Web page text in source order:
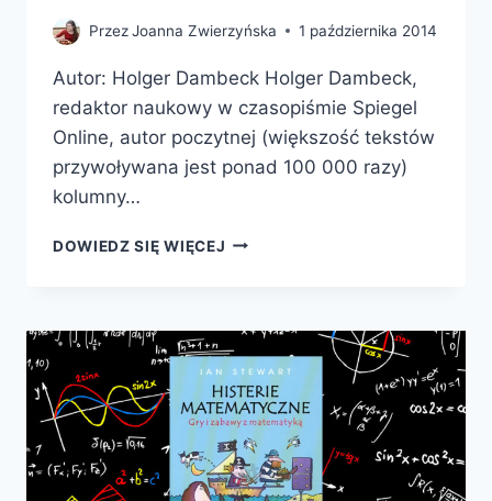
PrzezJoanna Zwierzyńska 1 października 2014
Autor: Holger Dambeck Holger Dambeck,
redaktor naukowy w czasopiśmie Spiegel
Online, autor poczytnej (większość tekstów
przywoływana jest ponad 100 000 razy)
kolumny…
DOWIEDZ SIĘ WIĘCEJ IM
MNIEJ
SERA.
MATEMATYKA
ZDUMIEWAJĄCO
PROSTA